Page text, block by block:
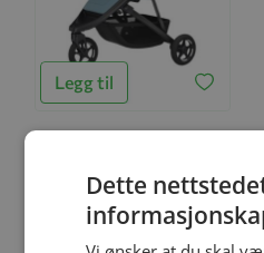
Legg til
Thule Barnevogn Spring 2,
Midnight Blue
Dette